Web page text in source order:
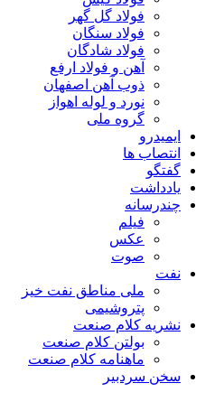
فولاد گل گهر
فولاد سنگان
فولاد شادگان
آهن و فولاد ارفع
ذوب آهن اصفهان
نورد و لوله اهواز
گروه ملی
ایمیدرو
انتصاب ها
گفتگو
یادداشت
چندرسانه
فیلم
عکس
صوت
نفت
ملی مناطق نفت خیز
پتروشیمی
نشریه کلام صنعت
بولتن کلام صنعت
ماهنامه کلام صنعت
سخن سردبیر